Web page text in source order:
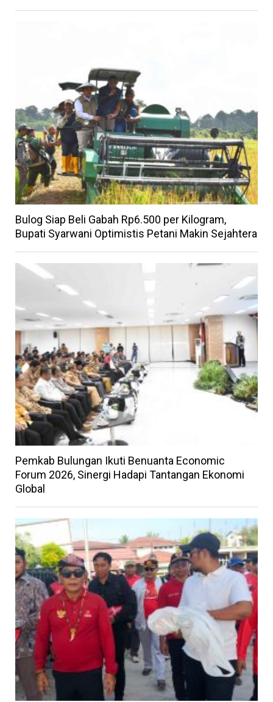
Bulog Siap Beli Gabah Rp6.500 per Kilogram,
Bupati Syarwani Optimistis Petani Makin Sejahtera
Pemkab Bulungan Ikuti Benuanta Economic
Forum 2026, Sinergi Hadapi Tantangan Ekonomi
Global